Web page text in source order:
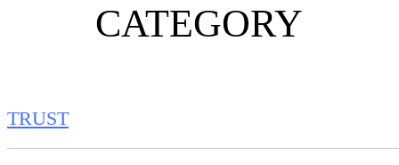
CATEGORY
TRUST